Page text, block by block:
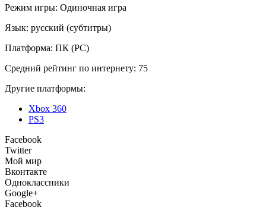
Режим игры: Одиночная игра
Язык: русский (субтитры)
Платформа: ПК (PC)
Средний рейтинг по интернету: 75
Другие платформы:
Xbox 360
PS3
Facebook
Twitter
Мой мир
Вконтакте
Одноклассники
Google+
Facebook